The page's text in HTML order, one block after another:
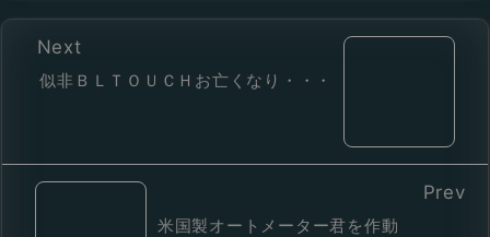
似非ＢＬＴＯＵＣＨお亡くなり・・・
Next
米国製オートメーター君を作動
Prev